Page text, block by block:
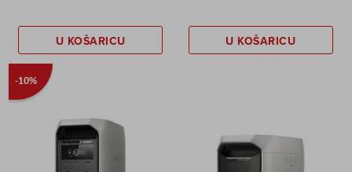
U KOŠARICU U KOŠARICU
-10%